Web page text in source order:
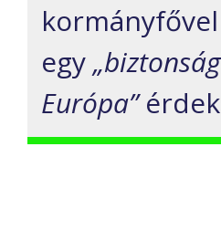
kormányfővel
egy
Európa”